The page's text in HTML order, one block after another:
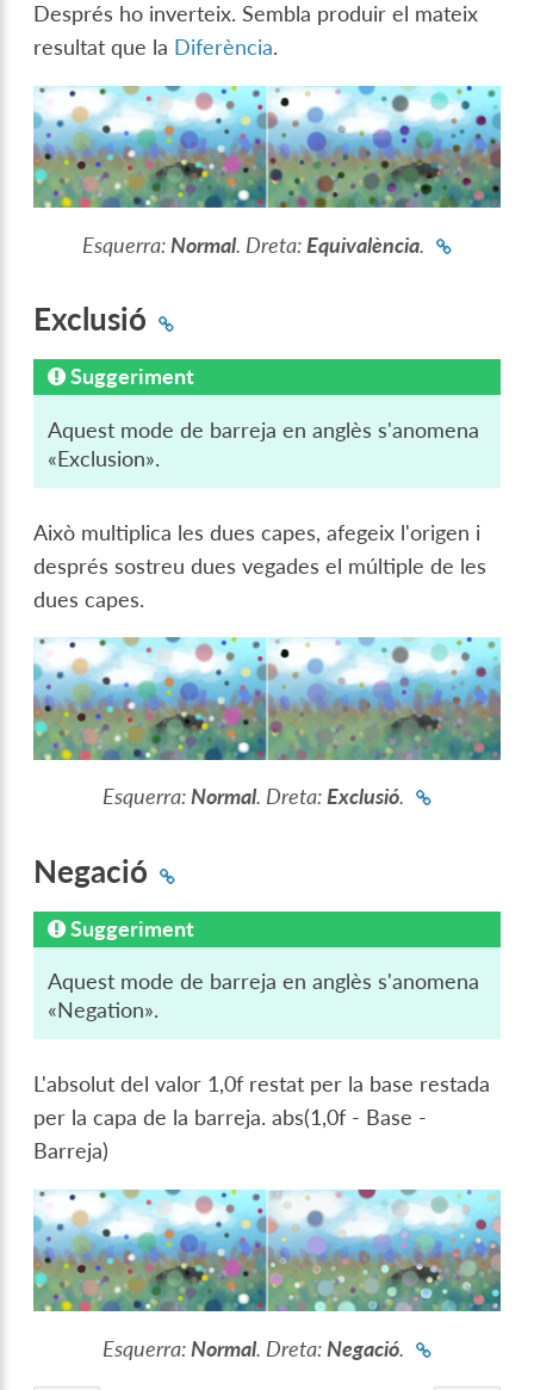
Després ho inverteix. Sembla produir el mateix
resultat que la Diferència.
Esquerra: Normal. Dreta: Equivalència.
Exclusió
Suggeriment
Aquest mode de barreja en anglès s'anomena
«Exclusion».
Això multiplica les dues capes, afegeix l'origen i
després sostreu dues vegades el múltiple de les
dues capes.
Esquerra: Normal. Dreta: Exclusió.
Negació
Suggeriment
Aquest mode de barreja en anglès s'anomena
«Negation».
L'absolut del valor 1,0f restat per la base restada
per la capa de la barreja. abs(1,0f - Base -
Barreja)
Esquerra: Normal. Dreta: Negació.